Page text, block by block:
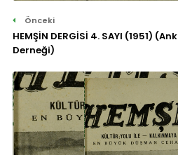
Önceki
HEMŞİN DERGİSİ 4. SAYI (1951)
Derneği)